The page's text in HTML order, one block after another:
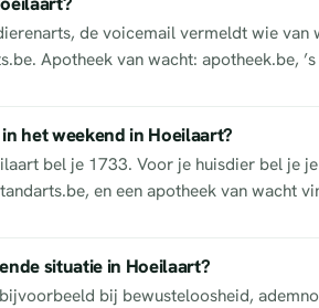
de voicemail vermeldt wie
Apotheek van wacht: apotheek.be,
het weekend in Hoeilaart?
bel je 1733. Voor je huisdier bel je
en een apotheek van wacht
situatie in Hoeilaart?
bij bewusteloosheid,